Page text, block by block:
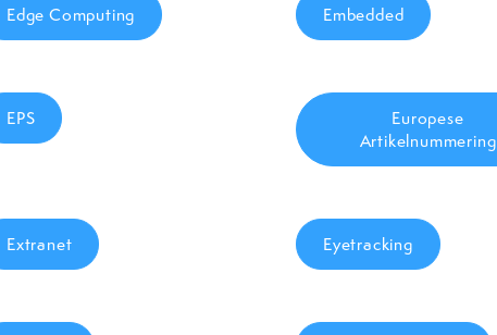
Edge Computing Embedded
EPS
Europese
Artikelnummering
Extranet Eyetracking